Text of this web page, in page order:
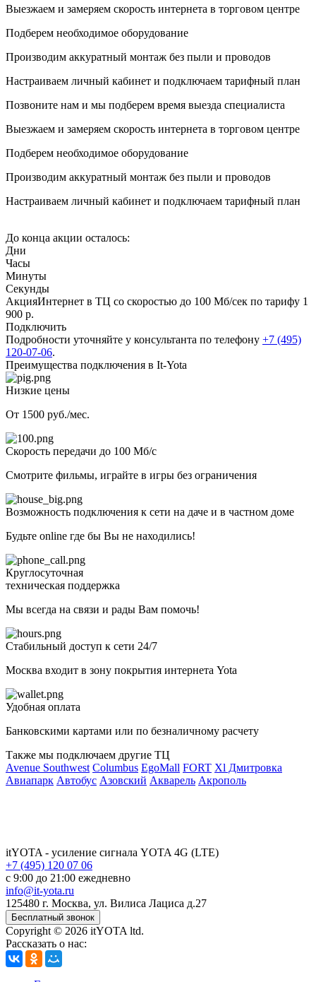
Выезжаем и замеряем скорость интернета в торговом центре
Подберем необходимое оборудование
Производим аккуратный монтаж без пыли и проводов
Настраиваем личный кабинет и подключаем тарифный план
Позвоните нам и мы подберем время выезда специалиста
Выезжаем и замеряем скорость интернета в торговом центре
Подберем необходимое оборудование
Производим аккуратный монтаж без пыли и проводов
Настраиваем личный кабинет и подключаем тарифный план
До конца акции осталось:
Дни
Часы
Минуты
Секунды
АкцияИнтернет в ТЦ со скоростью до 100 Мб/сек по тарифу 1
900 р.
Подключить
Подробности уточняйте у консультанта по телефону +7 (495)
120-07-06.
Преимущества подключения в It-Yota
Низкие цены
От 1500 руб./мес.
Скорость передачи до 100 Мб/с
Смотрите фильмы, играйте в игры без ограничения
Возможность подключения к сети на даче и в частном доме
Будьте online где бы Вы не находились!
Круглосуточная
техническая поддержка
Мы всегда на связи и рады Вам помочь!
Стабильный доступ к сети 24/7
Москва входит в зону покрытия интернета Yota
Удобная оплата
Банковскими картами или по безналичному расчету
Также мы подключаем другие ТЦ
Avenue Southwest Columbus EgoMall FORT Xl Дмитровка
Авиапарк Автобус Азовский Акварель Акрополь
itYOTA - усиление сигнала YOTA 4G (LTE)
+7 (495) 120 07 06
с 9:00 до 21:00 ежедневно
info@it-yota.ru
125480 г. Москва, ул. Вилиса Лациса д.27
Бесплатный звонок
Copyright © 2026 itYOTA ltd.
Рассказать о нас: